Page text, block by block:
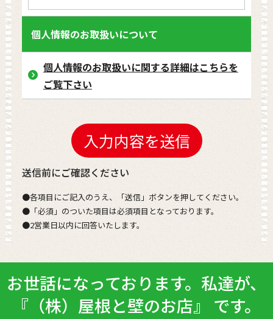
個人情報のお取扱いについて
個人情報のお取扱いに関する詳細はこちらを
ご覧下さい
送信前にご確認ください
●各項目にご記入のうえ、「送信」ボタンを押してください。
●「必須」のついた項目は必須項目となっております。
●2営業日以内に回答いたします。
お世話になっております。私達が、
『（株）屋根と壁のお店』 です。